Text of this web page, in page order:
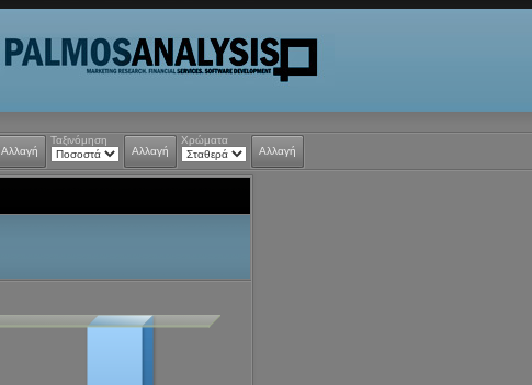
Αλλαγή
Ταξινόμηση
Αλλαγή
Χρώματα
Αλλαγή